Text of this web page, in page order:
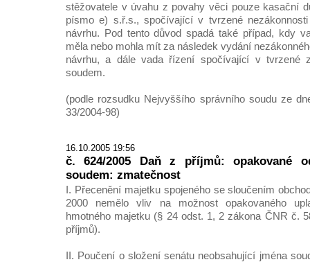
stěžovatele v úvahu z povahy věci pouze kasační
písmo e) s.ř.s., spočívající v tvrzené
návrhu. Pod tento důvod spadá také případ, kdy
měla nebo mohla mít za následek vydání
návrhu, a dále vada řízení spočívající v tvrzené
soudem.
(podle rozsudku Nejvyššího správního soudu ze
33/2004-98)
16.10.2005 19:56
č. 624/2005 Daň z příjmů: opakované
soudem: zmatečnost
I. Přecenění majetku spojeného se sloučením
2000 nemělo vliv na možnost opakovaného
hmotného majetku (§ 24 odst. 1, 2 zákona ČNR č.
příjmů).
II. Poučení o složení senátu neobsahující jména